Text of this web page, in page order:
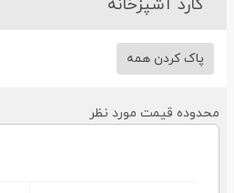
کارد آشپزخانه
پاک کردن همه
قیمت مورد نظر